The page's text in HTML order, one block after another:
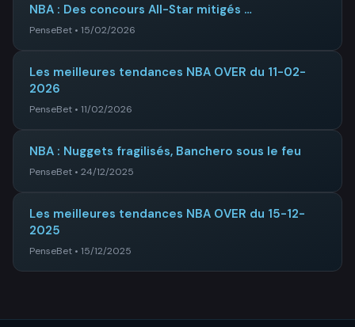
NBA : Des concours All-Star mitigés …
PenseBet • 15/02/2026
Les meilleures tendances NBA OVER du 11-02-
2026
PenseBet • 11/02/2026
NBA : Nuggets fragilisés, Banchero sous le feu
PenseBet • 24/12/2025
Les meilleures tendances NBA OVER du 15-12-
2025
PenseBet • 15/12/2025